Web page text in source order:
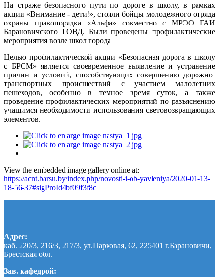
На страже безопасного пути по дороге в школу, в рамках
акции «Внимание - дети!», стояли бойцы молодежного отряда
охраны правопорядка «Альфа» совместно с МРЭО ГАИ
Барановичского ГОВД. Были проведены профилактические
мероприятия возле школ города
Целью профилактической акции «Безопасная дорога в школу
с БРСМ» является своевременное выявление и устранение
причин и условий, способствующих совершению дорожно-
транспортных происшествий с участием малолетних
пешеходов, особенно в темное время суток, а также
проведение профилактических мероприятий по разъяснению
учащимся необходимости использования световозвращающих
элементов.
View the embedded image gallery online at:
https://acnt.barsu.by/index.php/novosti-i-ob-yavleniya/2020-01-13-
18-56-37#sigProId4bf09f3f8c
Адрес:
каб. 220/3, 216/3, 217/3, ул.Парковая, 62, 225401 г.Барановичи,
Брестская обл.
Зав. кафедрой: